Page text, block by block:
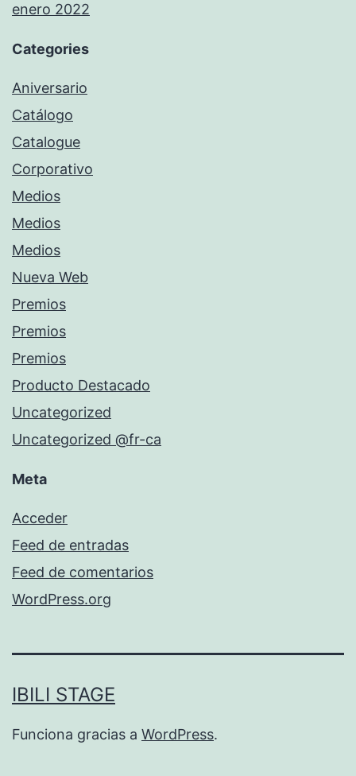
enero 2022
Categories
Aniversario
Catálogo
Catalogue
Corporativo
Medios
Medios
Medios
Nueva Web
Premios
Premios
Premios
Producto Destacado
Uncategorized
Uncategorized @fr-ca
Meta
Acceder
Feed de entradas
Feed de comentarios
WordPress.org
IBILI STAGE
Funciona gracias a WordPress.